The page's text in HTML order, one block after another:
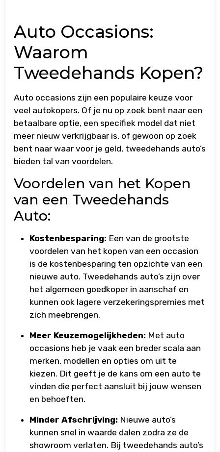
Auto Occasions:
Waarom
Tweedehands Kopen?
Auto occasions zijn een populaire keuze voor
veel autokopers. Of je nu op zoek bent naar een
betaalbare optie, een specifiek model dat niet
meer nieuw verkrijgbaar is, of gewoon op zoek
bent naar waar voor je geld, tweedehands auto’s
bieden tal van voordelen.
Voordelen van het Kopen
van een Tweedehands
Auto:
Kostenbesparing: Een van de grootste
voordelen van het kopen van een occasion
is de kostenbesparing ten opzichte van een
nieuwe auto. Tweedehands auto’s zijn over
het algemeen goedkoper in aanschaf en
kunnen ook lagere verzekeringspremies met
zich meebrengen.
Meer Keuzemogelijkheden: Met auto
occasions heb je vaak een breder scala aan
merken, modellen en opties om uit te
kiezen. Dit geeft je de kans om een auto te
vinden die perfect aansluit bij jouw wensen
en behoeften.
Minder Afschrijving: Nieuwe auto’s
kunnen snel in waarde dalen zodra ze de
showroom verlaten. Bij tweedehands auto’s